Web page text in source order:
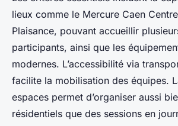
lieux comme le Mercure Caen
Plaisance, pouvant accueillir
participants, ainsi que les
modernes. L’accessibilité via
facilite la mobilisation des équipes.
espaces permet d’organiser aussi
résidentiels que des sessions en